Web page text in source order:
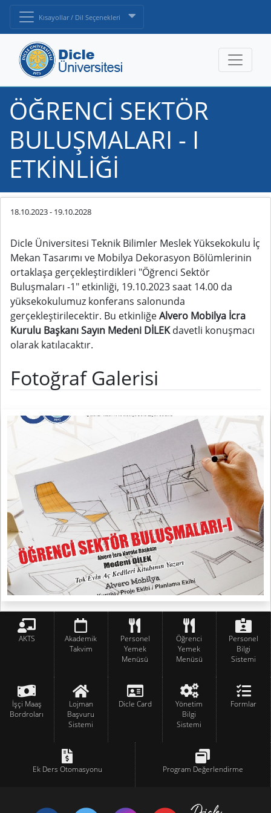
Kısayollar / Dil Seçenekleri
ÖĞRENCİ SEKTÖR
BULUŞMALARI - I
ETKİNLİĞİ
18.10.2023- 19.10.2028
Dicle Üniversitesi Teknik Bilimler Meslek Yüksekokulu İç
Mekan Tasarımı ve Mobilya Dekorasyon Bölümlerinin
ortaklaşa gerçekleştirdikleri "Öğrenci Sektör
Buluşmaları -1" etkinliği, 19.10.2023 saat 14.00 da
yüksekokulumuz konferans salonunda
gerçekleştirilecektir. Bu etkinliğeAlvero Mobilya İcra
Kurulu Başkanı Sayın Medeni DİLEKdavetli konuşmacı
olarak katılacaktır.
Fotoğraf Galerisi
AKTS
Akademik
Takvim
Personel
Yemek
Menüsü
Öğrenci
Yemek
Menüsü
Personel
Bilgi
Sistemi
İşçi Maaş
Bordroları
Lojman
Başvuru
Sistemi
Dicle Card
Yönetim
Bilgi
Sistemi
Formlar
Ek Ders Otomasyonu Program Değerlendirme